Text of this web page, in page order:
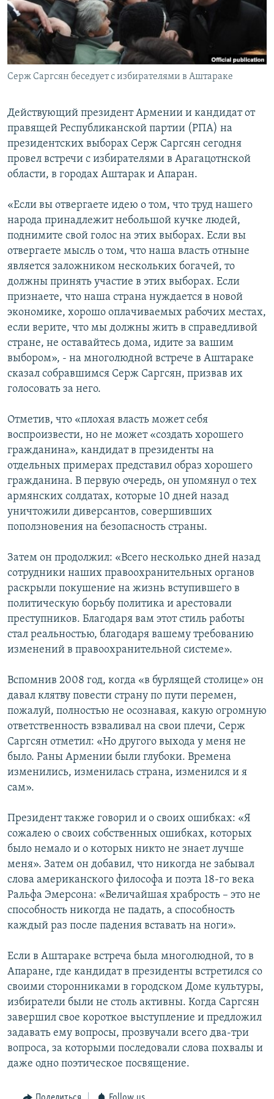
Հայերեն
English
Русский
Серж Саргсян беседует с избирателями в Аштараке
Действующий президент Армении и кандидат от
правящей Республиканской партии (РПА) на
президентских выборах Серж Саргсян сегодня
провел встречи с избирателями в Арагацотнской
области, в городах Аштарак и Апаран.
«Если вы отвергаете идею о том, что труд нашего
народа принадлежит небольшой кучке людей,
поднимите свой голос на этих выборах. Если вы
отвергаете мысль о том, что наша власть отныне
является заложником нескольких богачей, то
должны принять участие в этих выборах. Если
признаете, что наша страна нуждается в новой
экономике, хорошо оплачиваемых рабочих местах,
если верите, что мы должны жить в справедливой
стране, не оставайтесь дома, идите за вашим
выбором», - на многолюдной встрече в Аштараке
сказал собравшимся Серж Саргсян, призвав их
голосовать за него.
Отметив, что «плохая власть может себя
воспроизвести, но не может «создать хорошего
гражданина», кандидат в президенты на
отдельных примерах представил образ хорошего
гражданина. В первую очередь, он упомянул о тех
армянских солдатах, которые 10 дней назад
уничтожили диверсантов, совершивших
поползновения на безопасность страны.
Затем он продолжил: «Всего несколько дней назад
сотрудники наших правоохранительных органов
раскрыли покушение на жизнь вступившего в
политическую борьбу политика и арестовали
преступников. Благодаря вам этот стиль работы
стал реальностью, благодаря вашему требованию
изменений в правоохранительной системе».
Вспомнив 2008 год, когда «в бурлящей столице» он
давал клятву повести страну по пути перемен,
пожалуй, полностью не осознавая, какую огромную
ответственность взваливал на свои плечи, Серж
Саргсян отметил: «Но другого выхода у меня не
было. Раны Армении были глубоки. Времена
изменились, изменилась страна, изменился и я
сам».
Президент также говорил и о своих ошибках: «Я
сожалею о своих собственных ошибках, которых
было немало и о которых никто не знает лучше
меня». Затем он добавил, что никогда не забывал
слова американского философа и поэта 18-го века
Ральфа Эмерсона: «Величайшая храбрость – это не
способность никогда не падать, а способность
каждый раз после падения вставать на ноги».
Если в Аштараке встреча была многолюдной, то в
Апаране, где кандидат в президенты встретился со
своими сторонниками в городском Доме культуры,
избиратели были не столь активны. Когда Саргсян
завершил свое короткое выступление и предложил
задавать ему вопросы, прозвучали всего два-три
вопроса, за которыми последовали слова похвалы и
даже одно поэтическое посвящение.